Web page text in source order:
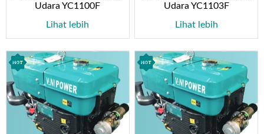
Udara YC1100F
Lihat lebih
Udara YC1103F
Lihat lebih